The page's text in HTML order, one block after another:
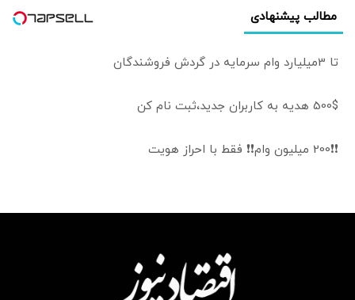
مطالب پیشنهادی
تا 3میلیارد وام سرمایه در گردش فروشندگان
500$ هدیه به کاربران جدید،ثبت نام کن
❗❗200 میلیون وام❗❗ فقط با احراز هویت